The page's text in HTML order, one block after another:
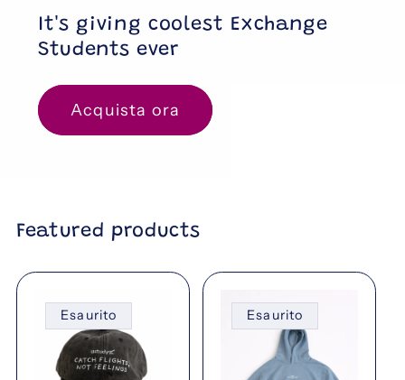
It's giving coolest Exchange
Students ever
Acquista ora
Featured products
Esaurito Esaurito